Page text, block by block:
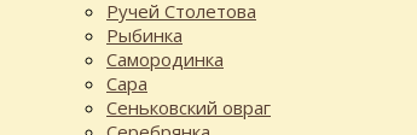
Ручей Столетова
Рыбинка
Самородинка
Сара
Сеньковский овраг